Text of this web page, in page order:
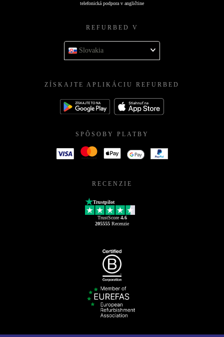
telefonická podpora v angličtine
REFURBED V
Slovakia
ZÍSKAJTE APLIKÁCIU REFURBED
SPÔSOBY PLATBY
RECENZIE
Trustpilot
TrustScore 4.6
205555 Recenzie